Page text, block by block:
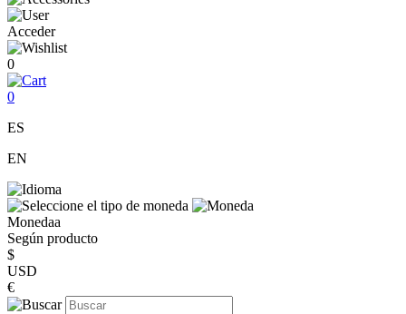
Acceder
0
0
ES
EN
Monedaa
Según producto
$
USD
€